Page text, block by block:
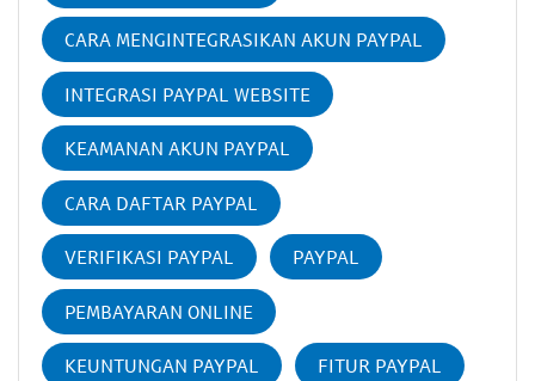
CARA MENGINTEGRASIKAN AKUN PAYPAL
INTEGRASI PAYPAL WEBSITE
KEAMANAN AKUN PAYPAL
CARA DAFTAR PAYPAL
VERIFIKASI PAYPAL PAYPAL
PEMBAYARAN ONLINE
KEUNTUNGAN PAYPAL FITUR PAYPAL